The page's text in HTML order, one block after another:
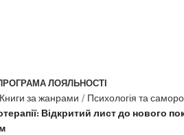
ЛОЯЛЬНОСТІ
Книги за жанрами
Психологія та
Відкритий лист до нового